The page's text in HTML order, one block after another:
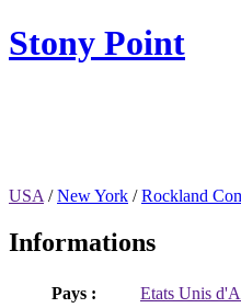
Stony Point
USA /New York /Rockland
Informations
Pays :
Etats Unis